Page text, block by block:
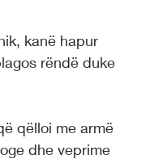
kanë hapur
rëndë duke
qëlloi me armë
dhe veprime